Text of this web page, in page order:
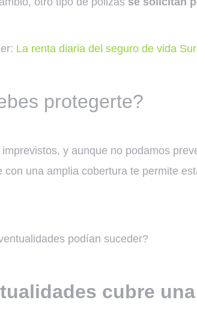
La renta diaria del seguro de vida
protegerte?
y aunque no podamos
con una amplia cobertura te permite
podían suceder?
cubre